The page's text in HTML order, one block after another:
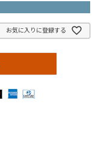
お気に入りに登録する